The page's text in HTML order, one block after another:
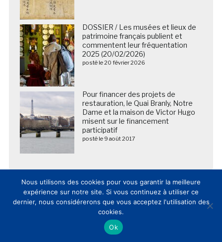
DOSSIER / Les musées et lieux de
patrimoine français publient et
commentent leur fréquentation
2025 (20/02/2026)
posté le 20 février 2026
Pour financer des projets de
restauration, le Quai Branly, Notre
Dame et la maison de Victor Hugo
misent sur le financement
participatif
posté le 9 août 2017
Nous utilisons des cookies pour vous garantir la meilleure
expérience sur notre site. Si vous continuez à utiliser ce
dernier, nous considérerons que vous acceptez l'utilisation des
cookies.
Ok